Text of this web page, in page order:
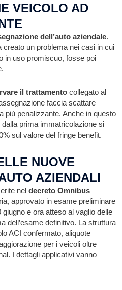
VEICOLO AD
dell’auto aziendale.
creato un problema nei casi in cui
in uso promiscuo, fosse poi
il trattamento collegato al
faccia scattare
più penalizzante. Anche in questo
prima immatricolazione si
sul valore del fringe benefit.
NUOVE
AZIENDALI
nel decreto Omnibus
approvato in esame preliminare
e ora atteso al vaglio delle
dell’esame definitivo. La struttura
ACI confermato, aliquote
per i veicoli oltre
I dettagli applicativi vanno